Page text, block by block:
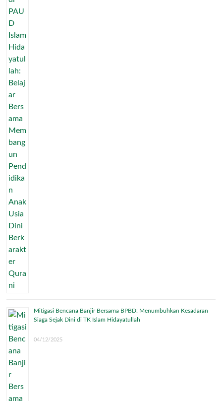
Mitigasi Bencana Banjir Bersama BPBD: Menumbuhkan Kesadaran
Siaga Sejak Dini di TK Islam Hidayatullah
04/12/2025